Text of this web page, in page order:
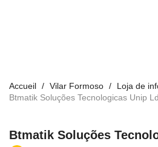
Accueil Vilar Formoso
Loja de
Btmatik Soluções Tecnologicas Unip
Btmatik Soluções